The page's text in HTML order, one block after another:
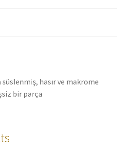
hasır ve makrome
bir parça